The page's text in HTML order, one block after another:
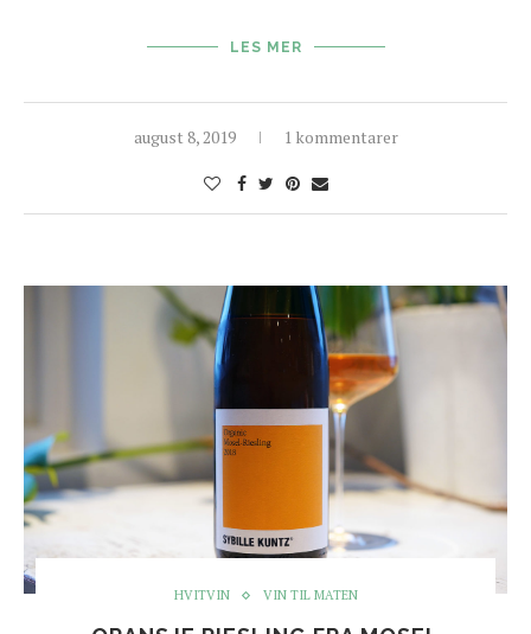
LES MER
august 8, 2019 1 kommentarer
HVITVIN VIN TIL MATEN